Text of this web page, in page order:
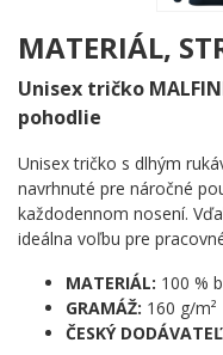
🔥 Vášnivým
vlastnú chladničku
🧠 Technikom a
skrutka
💪 Závodníkom aj
🎯 Každému, kto
poriadnou dávkou
Nasadni, šliapni do
MATERIÁL,
Unisex tričko
pohodlie
Unisex tričko s dlhým
navrhnuté pre náročné
každodennom nosení.
ideálna voľbu pre
MATERIÁL: 100 %
GRAMÁŽ: 160 g/m²
ČESKÝ